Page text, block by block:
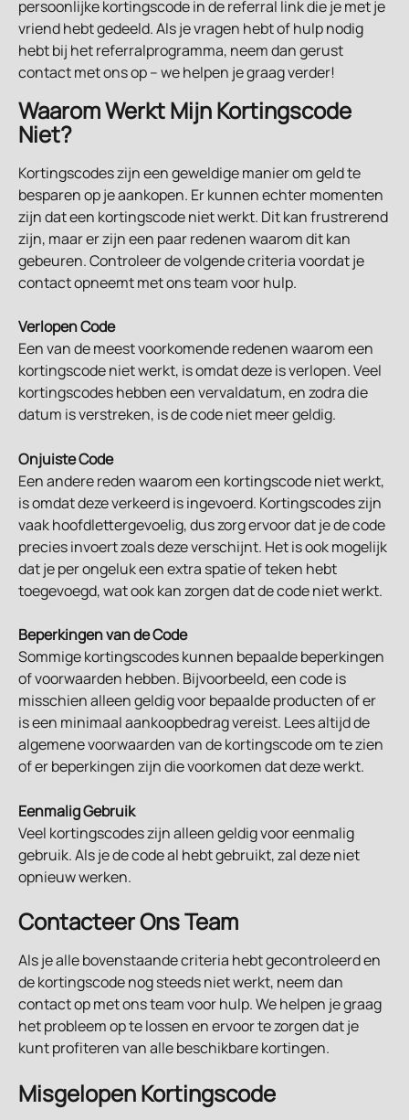
persoonlijke kortingscode in de referral link die je met je
vriend hebt gedeeld. Als je vragen hebt of hulp nodig
hebt bij het referralprogramma, neem dan gerust
contact met ons op – we helpen je graag verder!
Waarom Werkt Mijn Kortingscode
Niet?
Kortingscodes zijn een geweldige manier om geld te
besparen op je aankopen. Er kunnen echter momenten
zijn dat een kortingscode niet werkt. Dit kan frustrerend
zijn, maar er zijn een paar redenen waarom dit kan
gebeuren. Controleer de volgende criteria voordat je
contact opneemt met ons team voor hulp.
Verlopen Code
Een van de meest voorkomende redenen waarom een
kortingscode niet werkt, is omdat deze is verlopen. Veel
kortingscodes hebben een vervaldatum, en zodra die
datum is verstreken, is de code niet meer geldig.
Onjuiste Code
Een andere reden waarom een kortingscode niet werkt,
is omdat deze verkeerd is ingevoerd. Kortingscodes zijn
vaak hoofdlettergevoelig, dus zorg ervoor dat je de code
precies invoert zoals deze verschijnt. Het is ook mogelijk
dat je per ongeluk een extra spatie of teken hebt
toegevoegd, wat ook kan zorgen dat de code niet werkt.
Beperkingen van de Code
Sommige kortingscodes kunnen bepaalde beperkingen
of voorwaarden hebben. Bijvoorbeeld, een code is
misschien alleen geldig voor bepaalde producten of er
is een minimaal aankoopbedrag vereist. Lees altijd de
algemene voorwaarden van de kortingscode om te zien
of er beperkingen zijn die voorkomen dat deze werkt.
Eenmalig Gebruik
Veel kortingscodes zijn alleen geldig voor eenmalig
gebruik. Als je de code al hebt gebruikt, zal deze niet
opnieuw werken.
Contacteer Ons Team
Als je alle bovenstaande criteria hebt gecontroleerd en
de kortingscode nog steeds niet werkt, neem dan
contact op met ons team voor hulp. We helpen je graag
het probleem op te lossen en ervoor te zorgen dat je
kunt profiteren van alle beschikbare kortingen.
Misgelopen Kortingscode